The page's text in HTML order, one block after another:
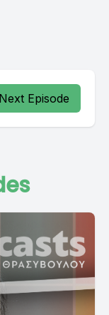
Next Episode